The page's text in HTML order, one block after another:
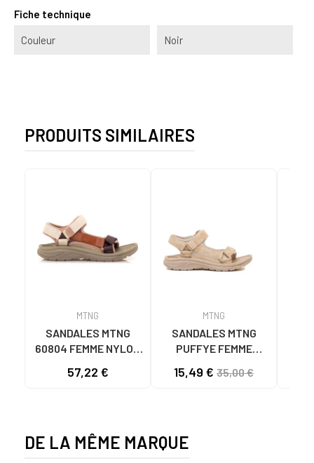
Fiche technique
Couleur Noir
PRODUITS SIMILAIRES
MTNG
SANDALES MTNG
60804 FEMME NYLON
TAUPE C59615 - -
57,22 €
MTNG
SANDALES MTNG
PUFFYE FEMME
C60056 C60056 -
15,49 € 35,00 €
DE LA MÊME MARQUE